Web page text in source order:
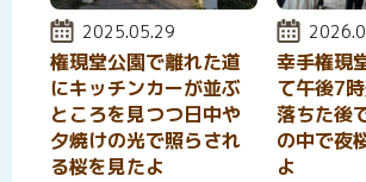
投稿日:
2025.05.29
権現堂公園で離れた道
にキッチンカーが並ぶ
ところを見つつ日中や
夕焼けの光で照らされ
る桜を見たよ
投稿日:
幸手権現
て午後7
落ちた後
の中で夜
よ